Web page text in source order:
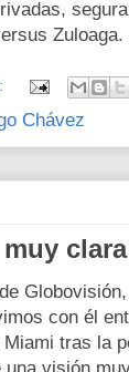
Zuloaga.
Chávez
clara
con él
tras la
visión